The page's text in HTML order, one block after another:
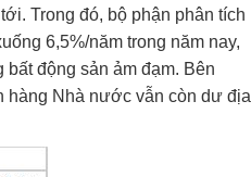
Trong đó, bộ phận phân tích
6,5%/năm trong năm nay,
động sản ảm đạm. Bên
hàng Nhà nước vẫn còn dư địa